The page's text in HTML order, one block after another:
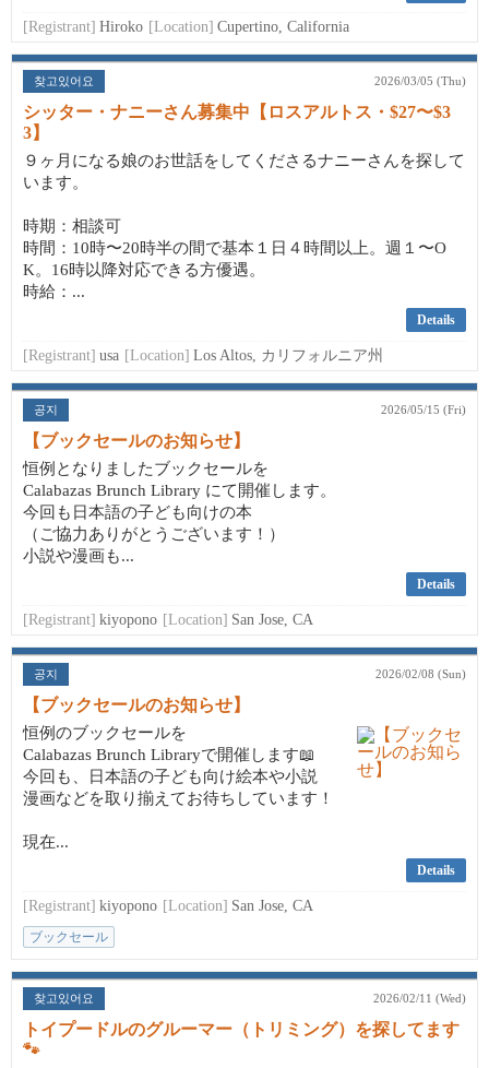
[Registrant] Hiroko [Location] Cupertino, California
찾고있어요 2026/03/05 (Thu)
シッター・ナニーさん募集中【ロスアルトス・$27〜$3
3】
９ヶ月になる娘のお世話をしてくださるナニーさんを探して
います。
時期：相談可
時間：10時〜20時半の間で基本１日４時間以上。週１〜O
K。16時以降対応できる方優遇。
時給：...
Details
[Registrant] usa [Location] Los Altos, カリフォルニア州
공지 2026/05/15 (Fri)
【ブックセールのお知らせ】
恒例となりましたブックセールを
Calabazas Brunch Library にて開催します。
今回も日本語の子ども向けの本
（ご協力ありがとうございます！）
小説や漫画も...
Details
[Registrant] kiyopono [Location] San Jose, CA
공지 2026/02/08 (Sun)
【ブックセールのお知らせ】
恒例のブックセールを
Calabazas Brunch Libraryで開催します📖
今回も、日本語の子ども向け絵本や小説
漫画などを取り揃えてお待ちしています！
現在...
Details
[Registrant] kiyopono [Location] San Jose, CA
ブックセール
찾고있어요 2026/02/11 (Wed)
トイプードルのグルーマー（トリミング）を探してます
🐾